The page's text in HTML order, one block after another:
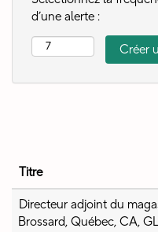
d’une alerte :
Titre
Directeur adjoint du
Brossard, Québec, CA,